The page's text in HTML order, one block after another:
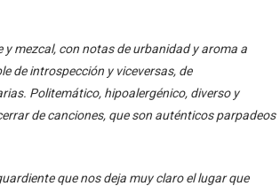
mezcal, con notas de urbanidad y aroma a
de introspección y viceversas, de
Politemático, hipoalergénico, diverso y
de canciones, que son auténticos parpadeos
que nos deja muy claro el lugar que